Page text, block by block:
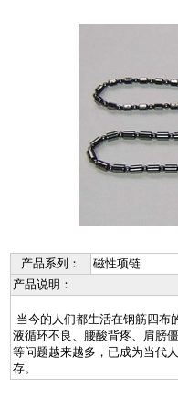
产品系列： 磁性项链
产品说明：
当今的人们都生活在钢筋四布
液循环不良、腰酸背疼、肩膀
等问题越来越多，已成为当代
存。